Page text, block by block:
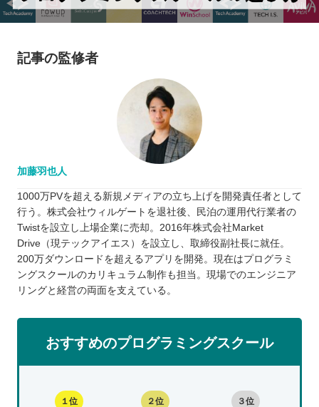
記事の監修者
加藤羽也人
1000万PVを超える新規メディアの立ち上げを開発責任者として
行う。株式会社ウィルゲートを退社後、民泊の運用代行業者の
Twistを設立し上場企業に売却。2016年株式会社Market
Drive（現テックアイエス）を設立し、取締役副社長に就任。
200万ダウンロードを超えるアプリを開発。現在はプログラミ
ングスクールのカリキュラム制作も担当。現場でのエンジニア
リングと経営の両面を支えている。
おすすめのプログラミングスクール
１位 ２位 ３位